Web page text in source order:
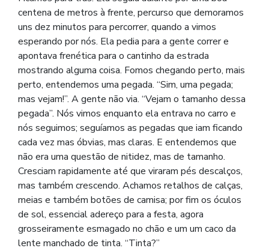
centena de metros à frente, percurso que demoramos
uns dez minutos para percorrer, quando a vimos
esperando por nós. Ela pedia para a gente correr e
apontava frenética para o cantinho da estrada
mostrando alguma coisa. Fomos chegando perto, mais
perto, entendemos uma pegada. “Sim, uma pegada;
mas vejam!”. A gente não via. “Vejam o tamanho dessa
pegada”. Nós vimos enquanto ela entrava no carro e
nós seguimos; seguíamos as pegadas que iam ficando
cada vez mas óbvias, mas claras. E entendemos que
não era uma questão de nitidez, mas de tamanho.
Cresciam rapidamente até que viraram pés descalços,
mas também crescendo. Achamos retalhos de calças,
meias e também botões de camisa; por fim os óculos
de sol, essencial adereço para a festa, agora
grosseiramente esmagado no chão e um um caco da
lente manchado de tinta. “Tinta?”